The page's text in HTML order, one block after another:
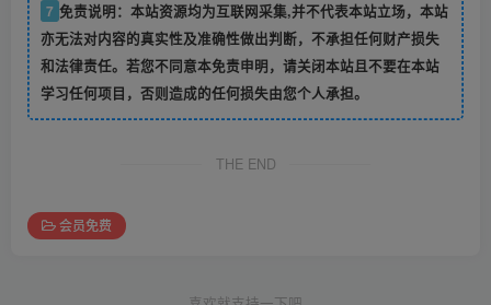
7 免责说明：本站资源均为互联网采集,并不代表本站立场，本站
亦无法对内容的真实性及准确性做出判断，不承担任何财产损失
和法律责任。若您不同意本免责申明，请关闭本站且不要在本站
学习任何项目，否则造成的任何损失由您个人承担。
THE END
会员免费